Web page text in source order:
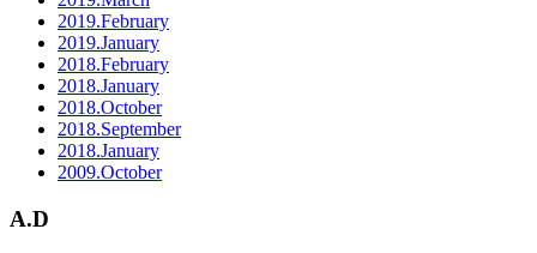
2019.February
2019.January
2018.February
2018.January
2018.October
2018.September
2018.January
2009.October
A.D